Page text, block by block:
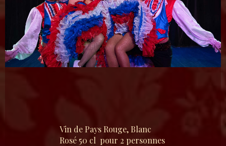
Vin de Pays Rouge, Blanc
Rosé 50 cl pour 2 personnes